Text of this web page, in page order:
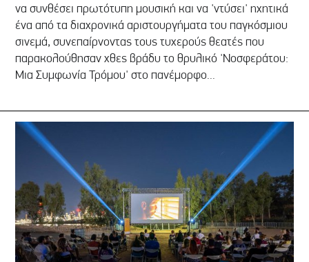
να συνθέσει πρωτότυπη μουσική και να 'ντύσει' ηχητικά
ένα από τα διαχρονικά αριστουργήματα του παγκόσμιου
σινεμά, συνεπαίρνοντας τους τυχερούς θεατές που
παρακολούθησαν χθες βράδυ το θρυλικό 'Νοσφεράτου:
Μια Συμφωνία Τρόμου' στο πανέμορφο...